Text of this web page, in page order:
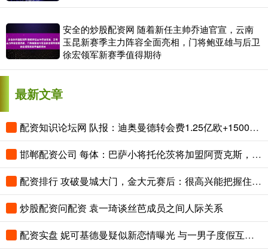
安全的炒股配资网 随着新任主帅乔迪官宣，云南
玉昆新赛季主力阵容全面亮相，门将鲍亚雄与后卫
徐宏领军新赛季值得期待
最新文章
配资知识论坛网 队报：迪奥曼德转会费1.25亿欧+1500万奖金，将成为皇马最贵引援
邯郸配资公司 每体：巴萨小将托伦茨将加盟阿贾克斯，转会费最高可达600万欧
配资排行 攻破曼城大门，金大元赛后：很高兴能把握住机会，亲身感受到差距
炒股配资问配资 袁一琦谈丝芭成员之间人际关系
配资实盘 妮可基德曼疑似新恋情曝光 与一男子度假互动亲密